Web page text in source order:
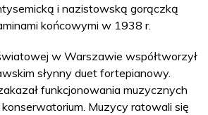
i nazistowską gorączką
końcowymi w 1938 r.
w Warszawie współtworzył
słynny duet fortepianowy.
funkcjonowania muzycznych
Muzycy ratowali się